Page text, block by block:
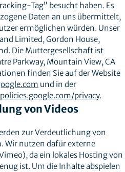
Tag” besucht haben. Es
Daten an uns übermittelt,
ermöglichen würden. Unser
Limited, Gordon House,
Die Muttergesellschaft ist
Parkway, Mountain View, CA
finden Sie auf der Website
und in der
policies.google.com/privacy.
von Videos
zur Verdeutlichung von
Wir nutzen dafür externe
da ein lokales Hosting von
ist. Um die Inhalte abspielen